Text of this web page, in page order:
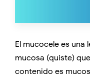
El mucocele es
mucosa (quiste)
contenido es